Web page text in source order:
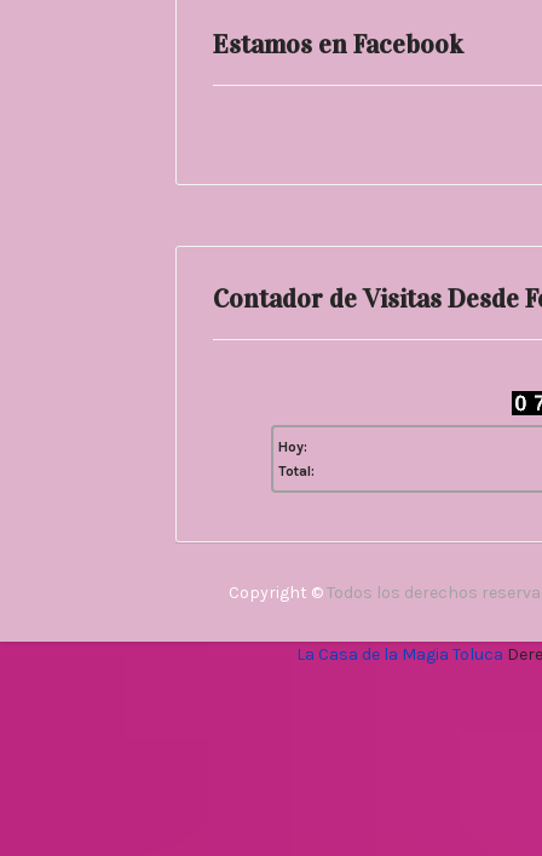
Estamos en Facebook
Contador de Visitas Desde
Hoy:
Total:
Copyright ©Todos los derechos
La Casa de la Magia Toluca